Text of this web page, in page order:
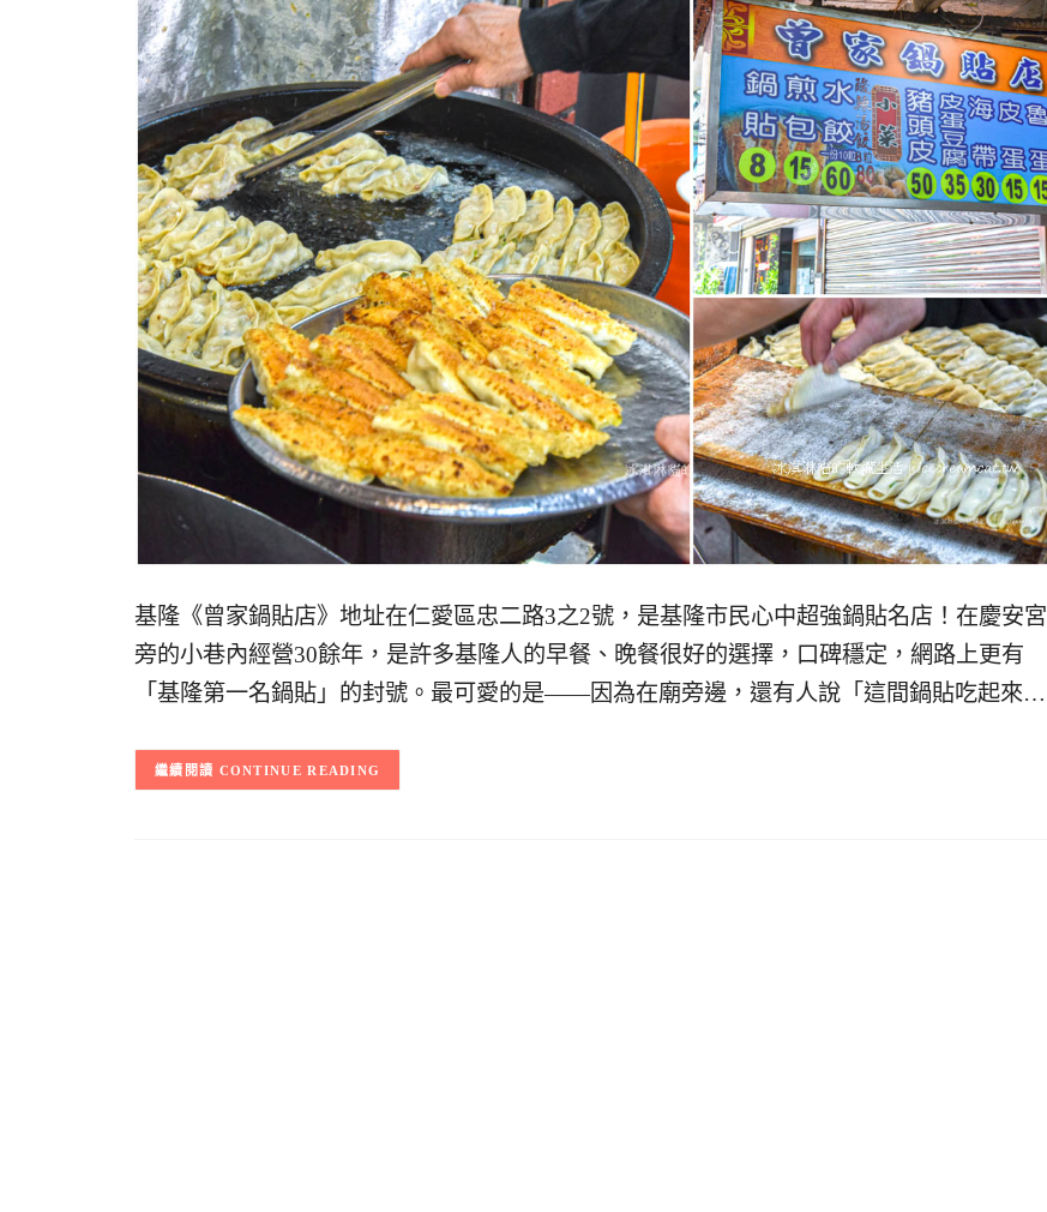
基隆《曾家鍋貼店》地址在仁愛區忠二路3之2號，是基隆市民心中超強鍋貼名店！在慶安宮
旁的小巷內經營30餘年，是許多基隆人的早餐、晚餐很好的選擇，口碑穩定，網路上更有
「基隆第一名鍋貼」的封號。最可愛的是——因為在廟旁邊，還有人說「這間鍋貼吃起來…
CONTINUE READING